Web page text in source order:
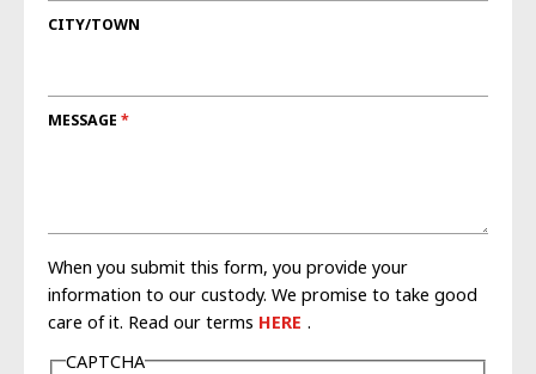
CITY/TOWN
MESSAGE
When you submit this form, you provide your
information to our custody. We promise to take good
care of it. Read our terms HERE .
CAPTCHA